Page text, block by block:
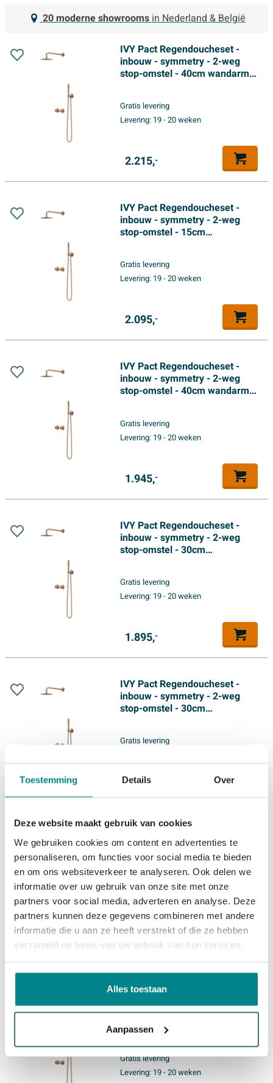
Toestemming Details Over
Deze website maakt gebruik van cookies
We gebruiken cookies om content en advertenties te
personaliseren, om functies voor social media te bieden
en om ons websiteverkeer te analyseren. Ook delen we
informatie over uw gebruik van onze site met onze
partners voor social media, adverteren en analyse. Deze
partners kunnen deze gegevens combineren met andere
informatie die u aan ze heeft verstrekt of die ze hebben
verzameld op basis van uw gebruik van hun services.
Alles toestaan
Aanpassen
IVY Pact Regendoucheset -
inbouw - symmetry - 2-weg
stop-omstel - 40cm wandarm -
doucheslang - satin spray
handdouche - Geborsteld mat
Gratis levering
Levering: 19 - 20 weken
2.215,-
IVY Pact Regendoucheset -
inbouw - symmetry - 2-weg
stop-omstel - 15cm
uitlaat - 150cm doucheslang -
3-standen handdouche -
Gratis levering
Levering: 19 - 20 weken
2.095,-
IVY Pact Regendoucheset -
inbouw - symmetry - 2-weg
stop-omstel - 40cm wandarm -
doucheslang - satin spray
handdouche - Geborsteld mat
Gratis levering
Levering: 19 - 20 weken
1.945,-
IVY Pact Regendoucheset -
inbouw - symmetry - 2-weg
stop-omstel - 30cm
uitlaat - 150cm doucheslang -
3-standen handdouche -
Gratis levering
Levering: 19 - 20 weken
1.895,-
IVY Pact Regendoucheset -
inbouw - symmetry - 2-weg
stop-omstel - 30cm
uitlaat - 150cm doucheslang -
Gratis levering
2.095,-
IVY Pact Regendoucheset -
inbouw - symmetry - 2-weg
stop-omstel - 15cm
plafondbuis - 20cm slim
hoofddouche - glijstang met
uitlaat - 150cm doucheslang -
3-standen handdouche -
Geborsteld mat koper PVD
Gratis levering
Levering: 19 - 20 weken
inbouw - symmetry - 2-weg
stop-omstel - 40cm wandarm -
20cm slim hoofddouche -
glijstang met uitlaat - 150cm
doucheslang - 3-standen
handdouche - Geborsteld mat
Gratis levering
Levering: 19 - 20 weken
20 moderne showroomsin Nederland & België